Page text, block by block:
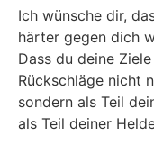
Ich wünsche dir,
härter gegen dich
Dass du deine
Rückschläge nicht
sondern als Teil
als Teil deiner